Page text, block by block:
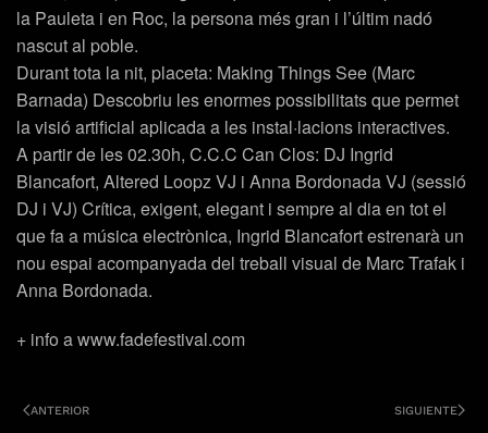
la Pauleta i en Roc, la persona més gran i l’últim nadó
nascut al poble.
Durant tota la nit, placeta: Making Things See (Marc
Barnada) Descobriu les enormes possibilitats que permet
la visió artificial aplicada a les instal·lacions interactives.
A partir de les 02.30h, C.C.C Can Clos: DJ Ingrid
Blancafort, Altered Loopz VJ i Anna Bordonada VJ (sessió
DJ i VJ) Crítica, exigent, elegant i sempre al dia en tot el
que fa a música electrònica, Ingrid Blancafort estrenarà un
nou espai acompanyada del treball visual de Marc Trafak i
Anna Bordonada.
+ info a www.fadefestival.com
ANTERIOR SIGUIENTE